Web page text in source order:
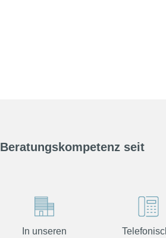
seit
In unseren